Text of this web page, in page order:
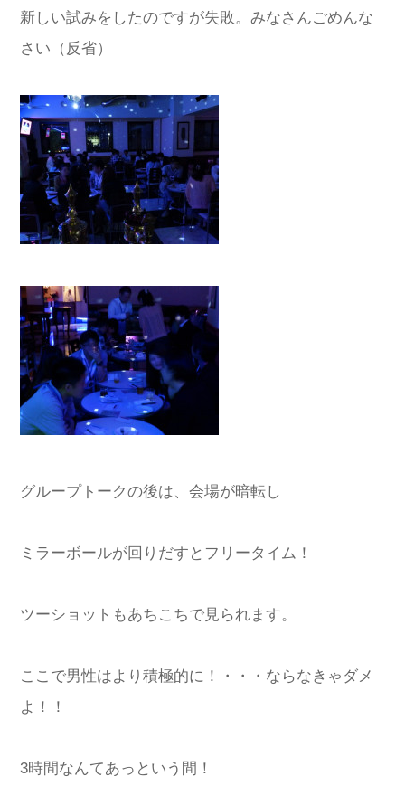
新しい試みをしたのですが失敗。みなさんごめんな
さい（反省）
グループトークの後は、会場が暗転し
ミラーボールが回りだすとフリータイム！
ツーショットもあちこちで見られます。
ここで男性はより積極的に！・・・ならなきゃダメ
よ！！
3時間なんてあっという間！